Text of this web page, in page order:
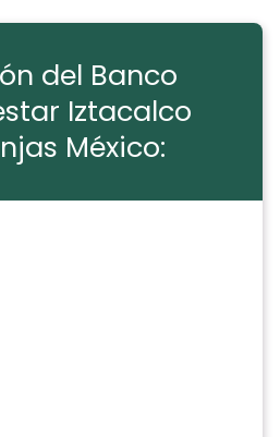
del Banco
Iztacalco
México: